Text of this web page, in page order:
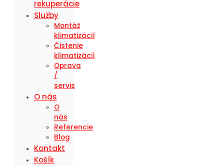
rekuperácie
Služby
Montáž
klimatizácií
Čistenie
klimatizácií
Oprava
/
servis
O nás
O
nás
Referencie
Blog
Kontakt
Košík